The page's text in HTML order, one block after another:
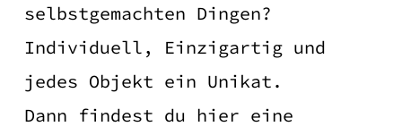
selbstgemachten Dingen?
Individuell, Einzigartig und
jedes Objekt ein Unikat.
Dann findest du hier eine